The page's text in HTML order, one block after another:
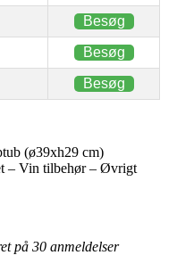
Besøg
Besøg
Besøg
(ø39xh29 cm)
– Vin tilbehør – Øvrigt
på 30 anmeldelser